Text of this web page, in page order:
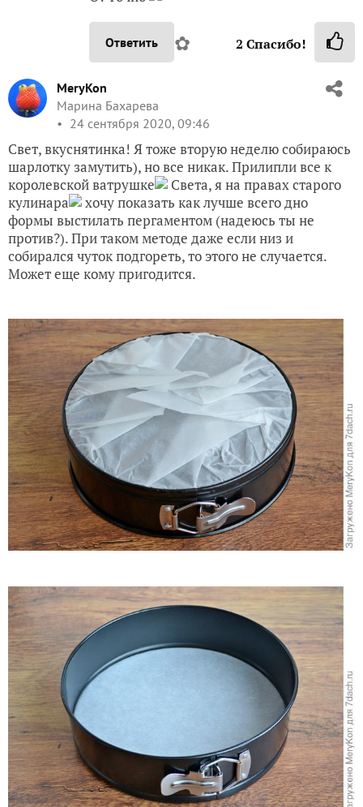
Ответить ✿ 2 Спасибо!
MeryKon
Марина Бахарева
24 сентября 2020, 09:46
Свет, вкуснятинка! Я тоже вторую неделю собираюсь
шарлотку замутить), но все никак. Прилипли все к
королевской ватрушке
Света, я на правах старого
кулинара
хочу показать как лучше всего дно
формы выстилать пергаментом (надеюсь ты не
против?). При таком методе даже если низ и
собирался чуток подгореть, то этого не случается.
Может еще кому пригодится.